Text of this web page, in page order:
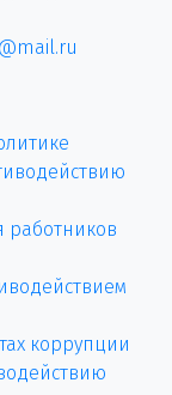
работников
коррупции